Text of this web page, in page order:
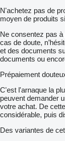
N'achetez pas de
moyen de produits
Ne consentez pas
cas de doute,
et des documents
documents ou
Prépaiement
C'est l'arnaque la
peuvent demander
votre achat. De
considérable, puis
Des variantes de